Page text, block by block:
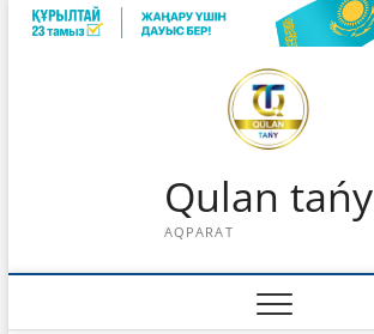
Skip
Qulan tańy
AQPARAT